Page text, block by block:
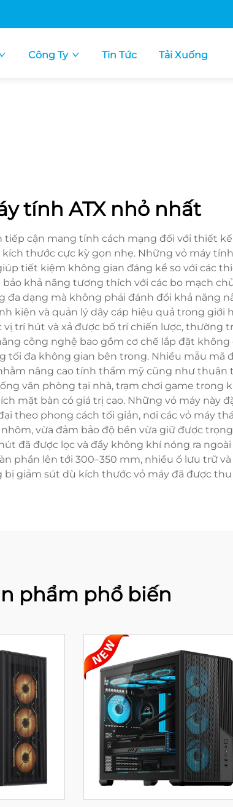
Công Ty Tin Tức Tải Xuống
tính ATX nhỏ nhất
cận mang tính cách mạng đối với thiết
thước cực kỳ gọn nhẹ. Những vỏ máy
tiết kiệm không gian đáng kể so với các
khả năng tương thích với các bo mạch
dạng mà không phải đánh đổi khả năng
kiện và quản lý dây cáp hiệu quả trong giới
trí hút và xả được bố trí chiến lược, thường
công nghệ bao gồm cơ chế lắp đặt không
tối đa không gian bên trong. Nhiều mẫu mã
nâng cao tính thẩm mỹ cũng như thuận
văn phòng tại nhà, trạm chơi game trong
mặt bàn có giá trị cao. Những vỏ máy này
theo phong cách tối giản, nơi các vỏ máy
vừa đảm bảo độ bền vừa giữ được
đã được lọc và đẩy không khí nóng ra
phần lên tới 300–350 mm, nhiều ổ lưu trữ
bị giảm sút dù kích thước vỏ máy đã được thu
phẩm phổ biến